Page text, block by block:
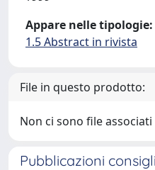
Appare nelle tipologie:
1.5 Abstract in rivista
File in questo prodotto:
Non ci sono file
Pubblicazioni